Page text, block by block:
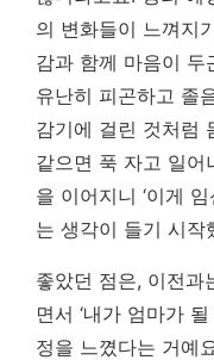
의 변화들이 느껴지
감과 함께 마음이 두
유난히 피곤하고 졸
감기에 걸린 것처럼
같으면 푹 자고 일어
을 이어지니 ‘이게
는 생각이 들기 시작
좋았던 점은, 이전과
면서 ‘내가 엄마가
정을 느꼈다는 거예